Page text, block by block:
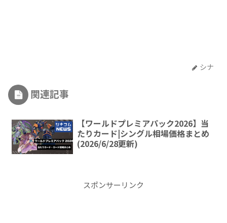
シナ
関連記事
【ワールドプレミアパック2026】当
たりカード|シングル相場価格まとめ
(2026/6/28更新)
スポンサーリンク